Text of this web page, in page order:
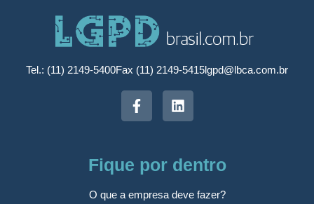
Tel.: (11) 2149-5400Fax (11) 2149-5415lgpd@lbca.com.br
Fique por dentro
O que a empresa deve fazer?